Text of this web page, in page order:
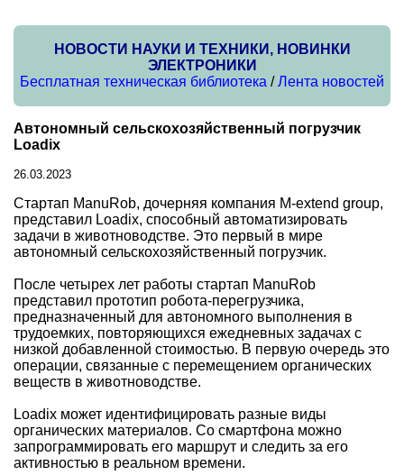
НОВОСТИ НАУКИ И ТЕХНИКИ, НОВИНКИ
ЭЛЕКТРОНИКИ
Бесплатная техническая библиотека /Лента новостей
Автономный сельскохозяйственный погрузчик
Loadix
26.03.2023
Стартап ManuRob, дочерняя компания M-extend group,
представил Loadix, способный автоматизировать
задачи в животноводстве. Это первый в мире
автономный сельскохозяйственный погрузчик.
После четырех лет работы стартап ManuRob
представил прототип робота-перегрузчика,
предназначенный для автономного выполнения в
трудоемких, повторяющихся ежедневных задачах с
низкой добавленной стоимостью. В первую очередь это
операции, связанные с перемещением органических
веществ в животноводстве.
Loadix может идентифицировать разные виды
органических материалов. Со смартфона можно
запрограммировать его маршрут и следить за его
активностью в реальном времени.